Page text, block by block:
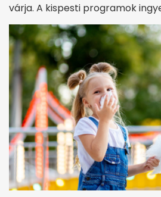
várja. A kispesti programok